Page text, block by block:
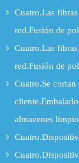
Cuatro.Las
red.Fusión de
Cuatro.Las
red.Fusión de
Cuatro.Se cortan
almacenes